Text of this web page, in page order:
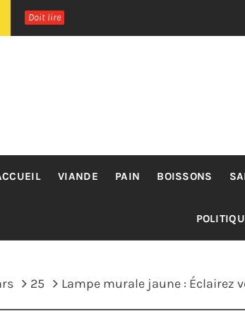
Doit lire
Site De
VIANDE PAIN BOISSONS
25 Lampe murale jaune : Éclairez